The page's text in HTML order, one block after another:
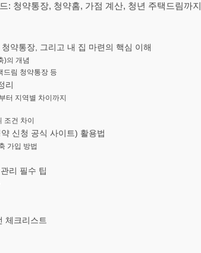
: 청약통장, 청약홈, 가점 계산, 청년 주택드림까지
약통장, 그리고 내 집 마련의 핵심 이해
)의 개념
드림 청약통장 등
리
터 지역별 차이까지
조건 차이
신청 공식 사이트) 활용법
가입 방법
리 필수 팁
체크리스트